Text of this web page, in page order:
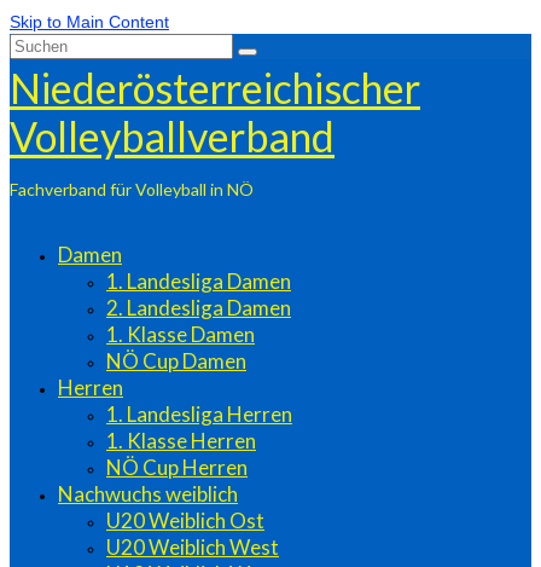
Skip to Main Content
Suchen
nach:
Niederösterreichischer
Volleyballverband
Fachverband für Volleyball in NÖ
Damen
1. Landesliga Damen
2. Landesliga Damen
1. Klasse Damen
NÖ Cup Damen
Herren
1. Landesliga Herren
1. Klasse Herren
NÖ Cup Herren
Nachwuchs weiblich
U20 Weiblich Ost
U20 Weiblich West